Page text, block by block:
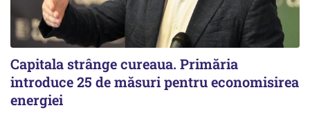
Capitala strânge cureaua. Primăria
introduce 25 de măsuri pentru economisirea
energiei